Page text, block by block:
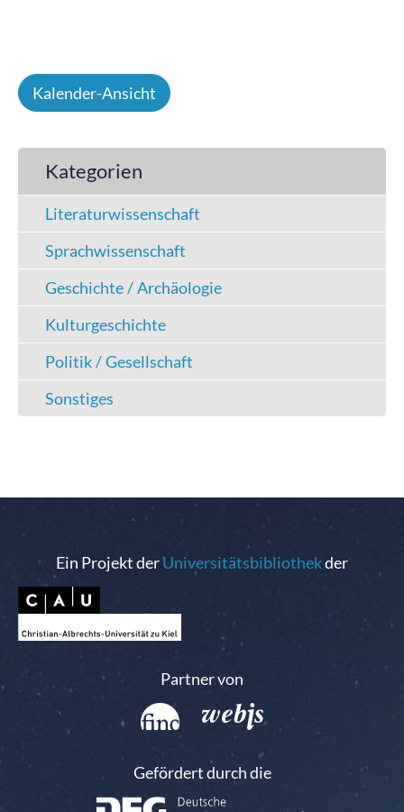
Kalender-Ansicht
Kategorien
Literaturwissenschaft
Sprachwissenschaft
Geschichte / Archäologie
Kulturgeschichte
Politik / Gesellschaft
Sonstiges
Ein Projekt derUniversitätsbibliothekder
Partner von
Gefördert durch die